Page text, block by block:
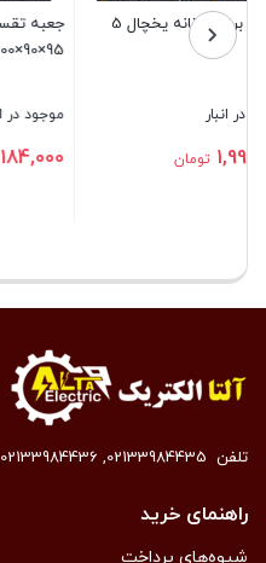
نوار چسب پارچه ای
موجود در انبار
200,000
تلفن 02133984435
,
02133984436
راهنمای خرید
شیوه‌های پرداخت